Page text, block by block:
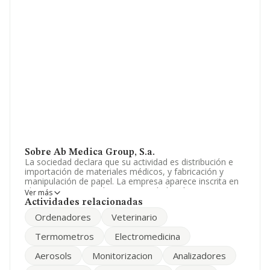
Sobre Ab Medica Group, S.a.
La sociedad declara que su actividad es distribución e
importación de materiales médicos, y fabricación y
manipulación de papel. La empresa aparece inscrita en
el Registro Mercantil como Sociedad Anónima. Su
actividad CNAE es 'Comercio al por mayor de productos
actividad internacional tanto de importación como
en cuenta la información disponible en INFORMA, ha
Ver más
Actividades relacionadas
Ordenadores
Veterinario
Termometros
Electromedicina
Aerosols
Monitorizacion
Analizadores